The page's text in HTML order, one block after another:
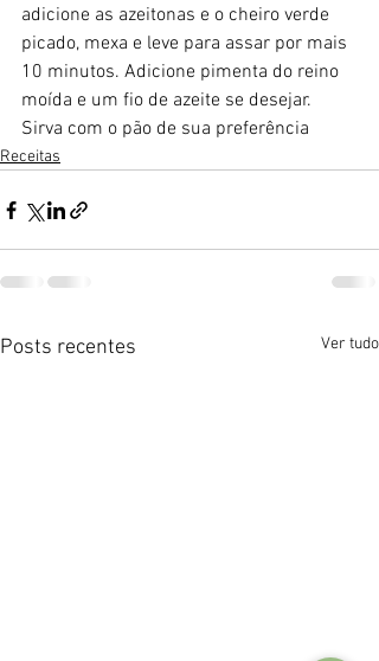
adicione as azeitonas e o cheiro verde
picado, mexa e leve para assar por mais
10 minutos. Adicione pimenta do reino
moída e um fio de azeite se desejar.
Sirva com o pão de sua preferência
Receitas
Posts recentes Ver tudo